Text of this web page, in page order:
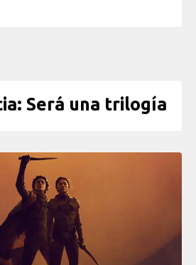
Será una trilogía